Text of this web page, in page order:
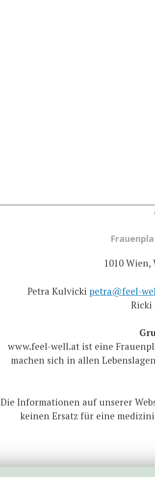
1010
Petra Kulvicki petra@feel-
Ricki
www.feel-well.at ist eine
machen sich in allen
Die Informationen auf unserer
keinen Ersatz für eine